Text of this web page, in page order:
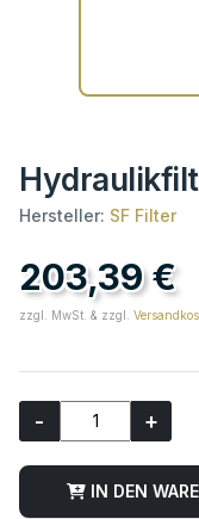
Hersteller: SF Filter
203,39 €
zzgl. MwSt. & zzgl.
- +
IN DEN